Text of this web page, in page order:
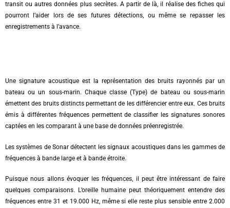
transit ou autres données plus secrètes. A partir de là, il réalise des fiches qui
pourront l’aider lors de ses futures détections, ou même se repasser les
enregistrements à l’avance.
Une signature acoustique est la représentation des bruits rayonnés par un
bateau ou un sous-marin. Chaque classe (Type) de bateau ou sous-marin
émettent des bruits distincts permettant de les différencier entre eux. Ces bruits
émis à différentes fréquences permettent de classifier les signatures sonores
captées en les comparant à une base de données préenregistrée.
Les systèmes de Sonar détectent les signaux acoustiques dans les gammes de
fréquences à bande large et à bande étroite.
Puisque nous allons évoquer les fréquences, il peut être intéressant de faire
quelques comparaisons.
L’oreille humaine peut théoriquement entendre des
fréquences entre 31 et 19.000 Hz, même si elle reste plus sensible entre 2.000